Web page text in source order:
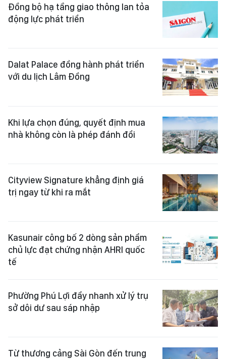
Đồng bộ hạ tầng giao thông lan tỏa
động lực phát triển
Dalat Palace đồng hành phát triển
với du lịch Lâm Đồng
Khi lựa chọn đúng, quyết định mua
nhà không còn là phép đánh đổi
Cityview Signature khẳng định giá
trị ngay từ khi ra mắt
Kasunair công bố 2 dòng sản phẩm
chủ lực đạt chứng nhận AHRI quốc
tế
Phường Phú Lợi đẩy nhanh xử lý trụ
sở dôi dư sau sáp nhập
Từ thương cảng Sài Gòn đến trung